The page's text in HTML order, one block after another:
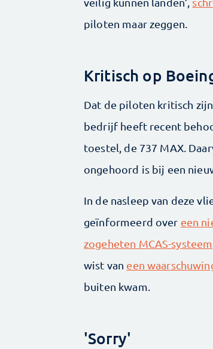
piloten maar zeggen.
Kritisch op
Dat de piloten kritisch
bedrijf heeft recent
toestel, de 737 MAX.
ongehoord is bij een
In de nasleep van deze
geïnformeerd over een
zogeheten MCAS-systeem
wist van een
buiten kwam.
'Sorry'